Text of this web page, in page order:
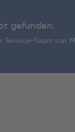
gefunden.
Team von